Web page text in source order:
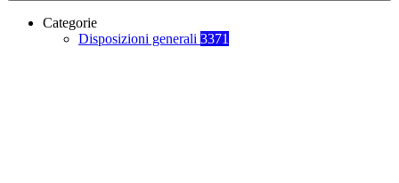
Categorie
Disposizioni generali 3371